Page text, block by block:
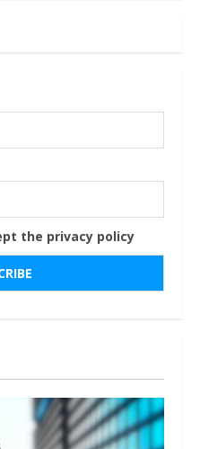
the privacy policy